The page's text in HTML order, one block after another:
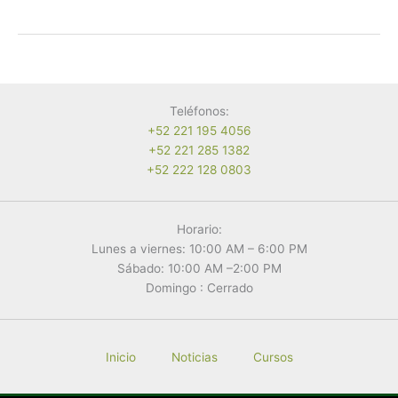
Teléfonos:
+52 221 195 4056
+52 221 285 1382
+52 222 128 0803
Horario:
Lunes a viernes: 10:00 AM – 6:00 PM
Sábado: 10:00 AM –2:00 PM
Domingo : Cerrado
Inicio Noticias Cursos